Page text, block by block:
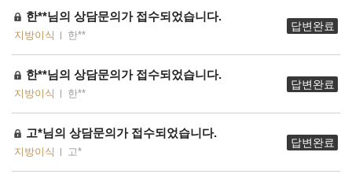
한**님의 상담문의가 접수되었습니다.
지방이식 한**
답변완료
한**님의 상담문의가 접수되었습니다.
지방이식 한**
답변완료
고*님의 상담문의가 접수되었습니다.
지방이식 고*
답변완료